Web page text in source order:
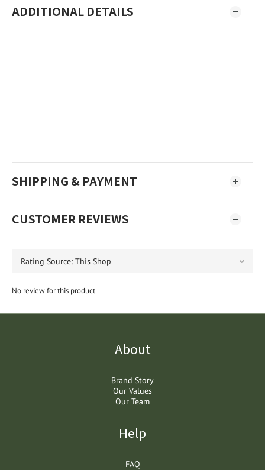
ADDITIONAL DETAILS
SHIPPING & PAYMENT
CUSTOMER REVIEWS
No review for this product
About
Brand Story
Our Values
Our Team
Help
FAQ